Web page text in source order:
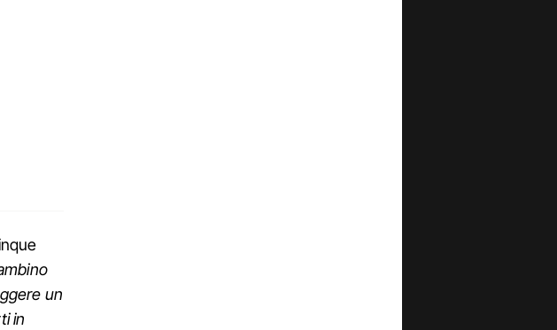
un
in